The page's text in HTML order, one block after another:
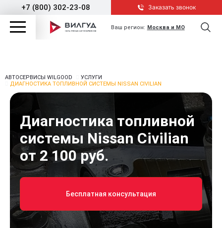
+7 (800) 302-23-08 Заказать звонок
Ваш регион: Москва и МО
АВТОСЕРВИСЫ WILGOOD
УСЛУГИ
ДИАГНОСТИКА ТОПЛИВНОЙ СИСТЕМЫ NISSAN CIVILIAN
Диагностика топливной
системы Nissan Civilian
от 2 100 руб.
Бесплатная консультация